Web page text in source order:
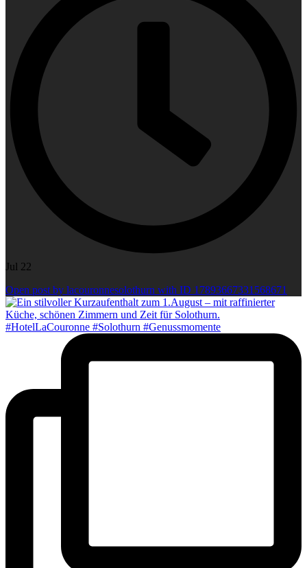
Jul 22
Open post by lacouronnesolothurn with ID 17893667331568671